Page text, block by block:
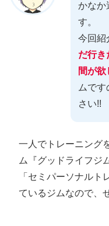
かなか
す。
今回紹
だ行き
間が欲
ムで
さい!!
一人でトレーニング
ム『グッドライフジ
「セミパーソナルト
ているジムなので、